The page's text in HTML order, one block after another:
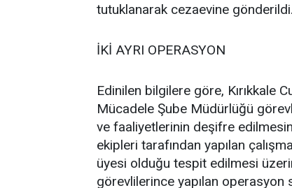
tutuklanarak cezaevine gönderildi.
İKİ AYRI OPERASYON
Edinilen bilgilere göre, Kırıkkale
Mücadele Şube Müdürlüğü
ve faaliyetlerinin deşifre
ekipleri tarafından yapılan
üyesi olduğu tespit edilmesi
görevlilerince yapılan operasyon